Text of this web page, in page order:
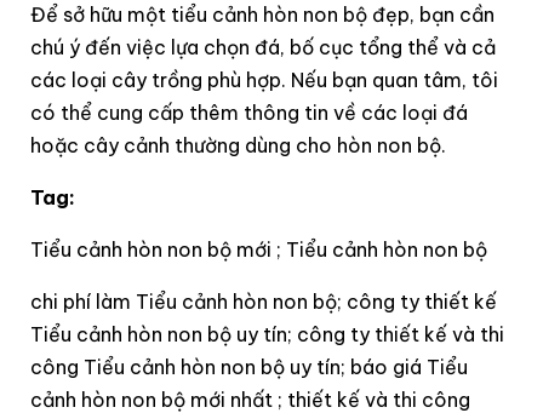
Để sở hữu một tiểu cảnh hòn non bộ đẹp, bạn cần
chú ý đến việc lựa chọn đá, bố cục tổng thể và cả
các loại cây trồng phù hợp. Nếu bạn quan tâm, tôi
có thể cung cấp thêm thông tin về các loại đá
hoặc cây cảnh thường dùng cho hòn non bộ.
Tag:
Tiểu cảnh hòn non bộ mới ; Tiểu cảnh hòn non bộ
chi phí làm Tiểu cảnh hòn non bộ; công ty thiết kế
Tiểu cảnh hòn non bộ uy tín; công ty thiết kế và thi
công Tiểu cảnh hòn non bộ uy tín; báo giá Tiểu
cảnh hòn non bộ mới nhất ; thiết kế và thi công